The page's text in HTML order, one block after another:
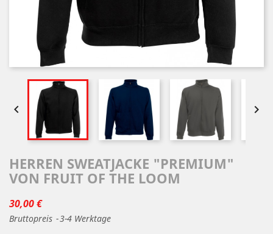
 
HERREN SWEATJACKE "PREMIUM"
VON FRUIT OF THE LOOM
30,00 €
Bruttopreis 3-4 Werktage